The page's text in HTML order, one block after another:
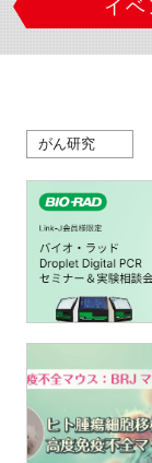
イ
がん研究